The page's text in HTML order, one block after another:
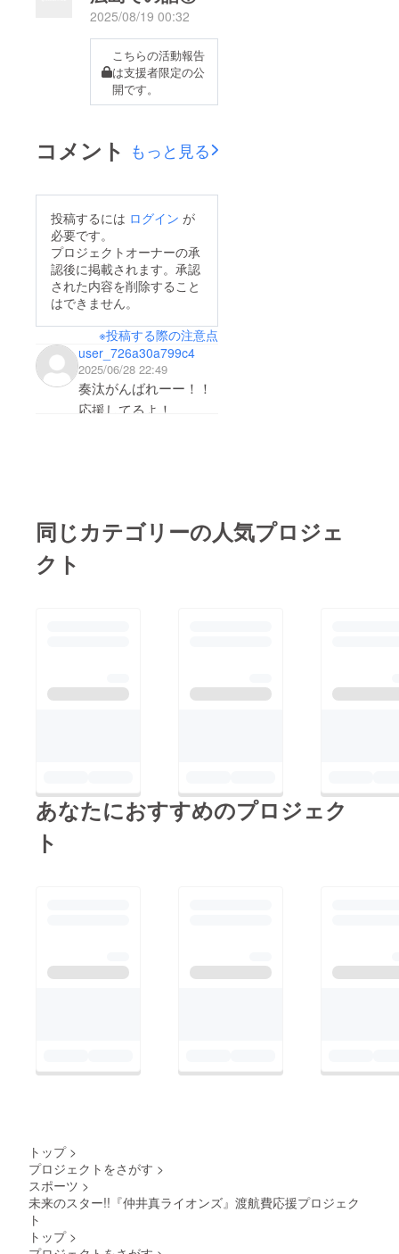
2025/08/19 00:32
こちらの活動報告
は支援者限定の公
開です。
コメント もっと見る
投稿するには ログイン が
必要です。
プロジェクトオーナーの承
認後に掲載されます。承認
された内容を削除すること
はできません。
※投稿する際の注意点
user_726a30a799c4
2025/06/28 22:49
奏汰がんばれーー！！
応援してるよ！
同じカテゴリーの人気プロジェ
クト
あなたにおすすめのプロジェク
ト
トップ >
プロジェクトをさがす >
スポーツ >
未来のスター!!『仲井真ライオンズ』渡航費応援プロジェク
ト
トップ >